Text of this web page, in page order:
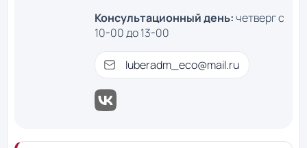
Консультационный день:четверг с
10-00 до 13-00
luberadm_eco@mail.ru